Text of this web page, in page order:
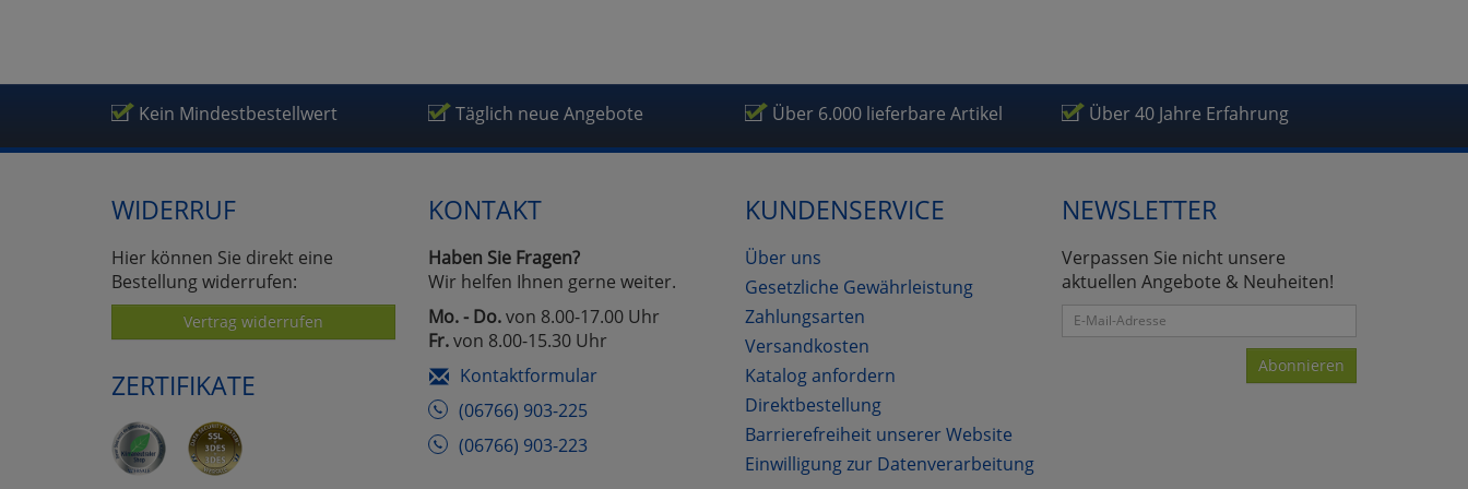
Kein Mindestbestellwert Täglich neue Angebote Über 6.000 lieferbare Artikel Über 40 Jahre Erfahrung
WIDERRUF
Hier können Sie direkt eine
Bestellung widerrufen:
Vertrag widerrufen
ZERTIFIKATE
KONTAKT
Haben Sie Fragen?
Wir helfen Ihnen gerne weiter.
Mo. - Do.von 8.00-17.00 Uhr
Fr.von 8.00-15.30 Uhr
Kontaktformular
(06766) 903-225
(06766) 903-223
KUNDENSERVICE
Über uns
Gesetzliche Gewährleistung
Zahlungsarten
Versandkosten
Katalog anfordern
Direktbestellung
Barrierefreiheit unserer Website
Einwilligung zur Datenverarbeitung
NEWSLETTER
Verpassen Sie nicht unsere
aktuellen Angebote & Neuheiten!
Abonnieren